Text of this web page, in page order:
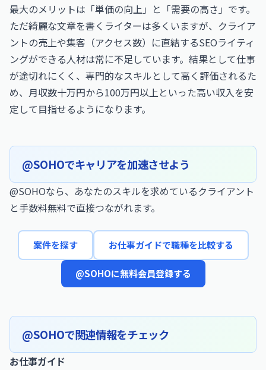
最大のメリットは「単価の向上」と「需要の高さ」です。
ただ綺麗な文章を書くライターは多くいますが、クライア
ントの売上や集客（アクセス数）に直結するSEOライティ
ングができる人材は常に不足しています。結果として仕事
が途切れにくく、専門的なスキルとして高く評価されるた
め、月収数十万円から100万円以上といった高い収入を安
定して目指せるようになります。
@SOHOでキャリアを加速させよう
@SOHOなら、あなたのスキルを求めているクライアント
と手数料無料で直接つながれます。
案件を探す お仕事ガイドで職種を比較する
@SOHOに無料会員登録する
@SOHOで関連情報をチェック
お仕事ガイド